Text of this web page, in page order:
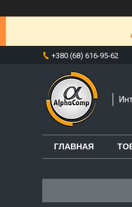
+380 (68) 616-95-62
ГЛАВНАЯ